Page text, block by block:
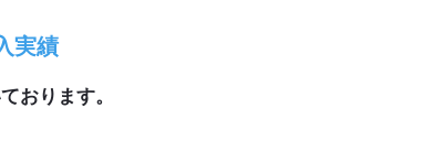
実績
おります。